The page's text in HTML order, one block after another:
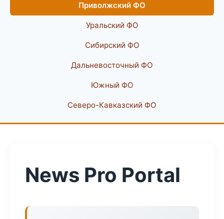
Приволжский ФО
Уральский ФО
Сибирский ФО
Дальневосточный ФО
Южный ФО
Северо-Кавказский ФО
News Pro Portal